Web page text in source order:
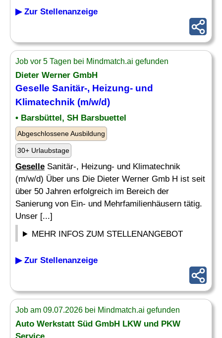
▶ Zur Stellenanzeige
Job vor 5 Tagen bei Mindmatch.ai gefunden
Dieter Werner GmbH
Geselle Sanitär-, Heizung- und
Klimatechnik (m/w/d)
• Barsbüttel, SH Barsbuettel
Abgeschlossene Ausbildung
30+ Urlaubstage
Geselle Sanitär-, Heizung- und Klimatechnik
(m/w/d) Über uns Die Dieter Werner Gmb H ist seit
über 50 Jahren erfolgreich im Bereich der
Sanierung von Ein- und Mehrfamilienhäusern tätig.
Unser [...]
MEHR INFOS ZUM STELLENANGEBOT
▶ Zur Stellenanzeige
Job am 09.07.2026 bei Mindmatch.ai gefunden
Auto Werkstatt Süd GmbH LKW und PKW